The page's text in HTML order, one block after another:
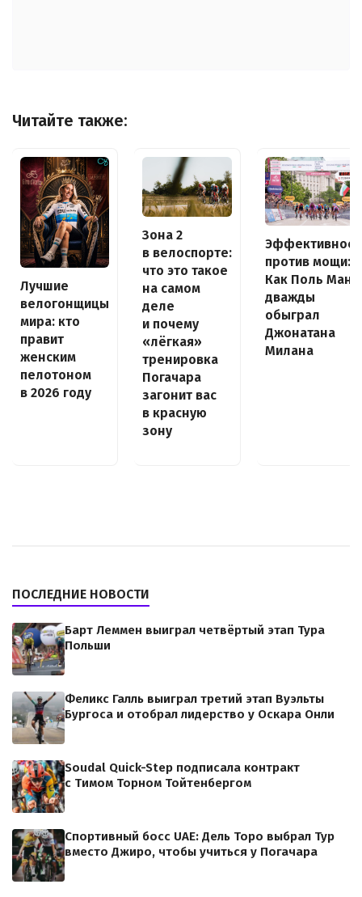
Читайте также:
Лучшие
велогонщицы
мира: кто
правит
женским
пелотоном
в 2026 году
Зона 2
в велоспорте:
что это такое
на самом
деле
и почему
«лёгкая»
тренировка
Погачара
загонит вас
в красную
зону
против мощи:
Как Поль
дважды
обыграл
Джонатана
Милана
ПОСЛЕДНИЕ НОВОСТИ
Барт Леммен выиграл четвёртый этап Тура
Польши
Феликс Галль выиграл третий этап Вуэльты
Бургоса и отобрал лидерство у Оскара Онли
Soudal Quick-Step подписала контракт
с Тимом Торном Тойтенбергом
Спортивный босс UAE: Дель Торо выбрал Тур
вместо Джиро, чтобы учиться у Погачара